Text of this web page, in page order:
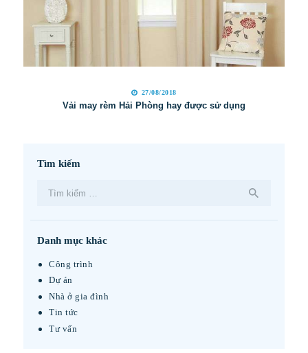
27/08/2018
Vải may rèm Hải Phòng hay được sử dụng
Tìm kiếm
kiếm
Danh mục khác
Công trình
Dự án
Nhà ở gia đình
Tin tức
Tư vấn